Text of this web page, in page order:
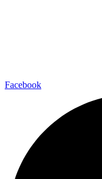
Facebook